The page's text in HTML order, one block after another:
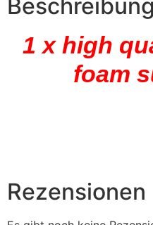
Beschreibung
1 x high
foam
Rezensionen